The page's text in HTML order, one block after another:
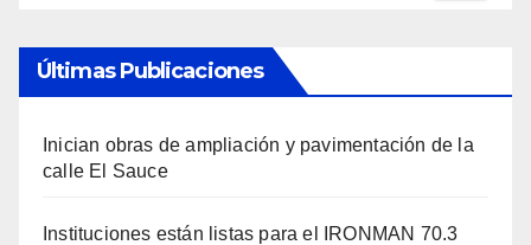
Últimas Publicaciones
Inician obras de ampliación y pavimentación de la
calle El Sauce
Instituciones están listas para el IRONMAN 70.3